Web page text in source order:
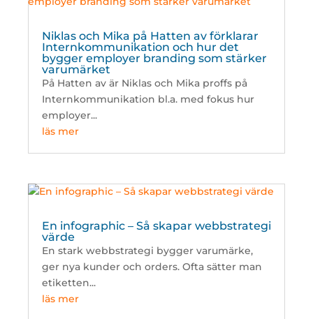
Niklas och Mika på Hatten av förklarar
Internkommunikation och hur det
bygger employer branding som stärker
varumärket
På Hatten av är Niklas och Mika proffs på
Internkommunikation bl.a. med fokus hur
employer...
läs mer
En infographic – Så skapar webbstrategi
värde
En stark webbstrategi bygger varumärke,
ger nya kunder och orders. Ofta sätter man
etiketten...
läs mer